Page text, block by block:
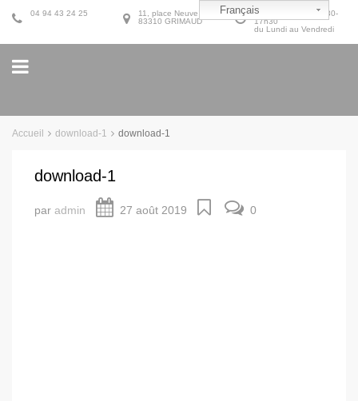
9h30-12h30 et 14h30-
17h30
du Lundi au Vendredi
11, place Neuve
83310 GRIMAUD
04 94 43 24 25
Accueil download-1 download-1
download-1
par admin 27 août 2019 0
Français